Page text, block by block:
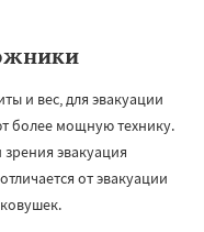
и вес, для эвакуации
более мощную технику.
эвакуация
от эвакуации